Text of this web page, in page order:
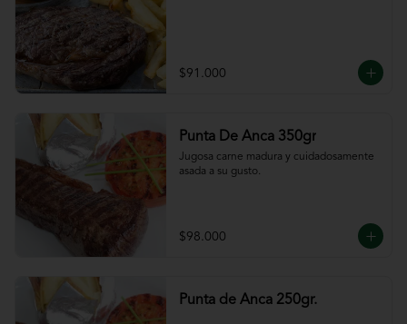
$91.000
Punta De Anca 350gr
Jugosa carne madura y cuidadosamente
asada a su gusto.
$98.000
Punta de Anca 250gr.